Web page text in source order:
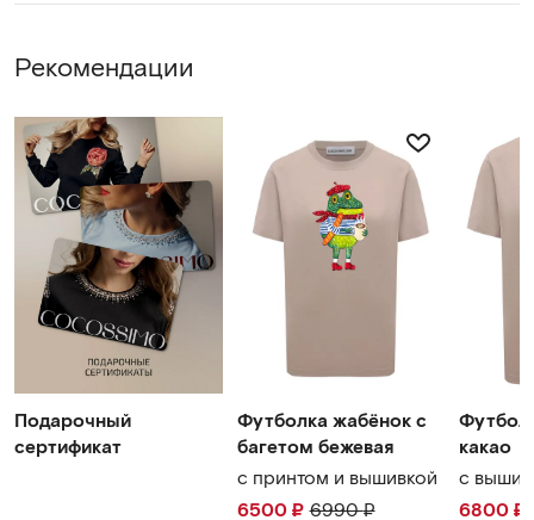
WhatsApp
Telegram
cocossimo.shop@gmail.com
Рекомендации
Подарочный
сертификат
Футболка жабёнок с
багетом бежевая
с принтом и вышивкой
6500 ₽ 6990₽
какао
c
6800₽